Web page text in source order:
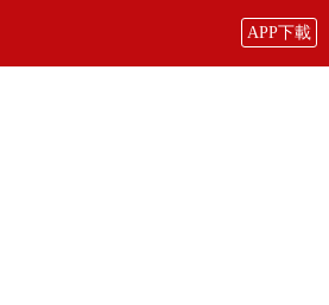
APP下載